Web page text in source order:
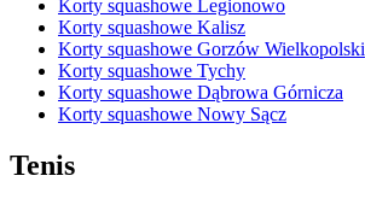
Korty squashowe Legionowo
Korty squashowe Kalisz
Korty squashowe Gorzów Wielkopolski
Korty squashowe Tychy
Korty squashowe Dąbrowa Górnicza
Korty squashowe Nowy Sącz
Tenis